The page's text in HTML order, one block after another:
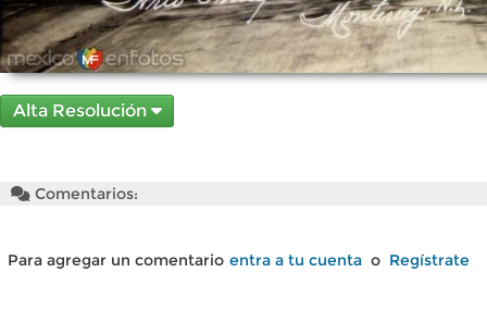
Alta Resolución
Comentarios:
Para agregar un comentario entra a tu cuenta o Regístrate